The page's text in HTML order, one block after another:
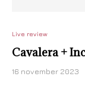
Live review
Cavalera +
16 november 2023